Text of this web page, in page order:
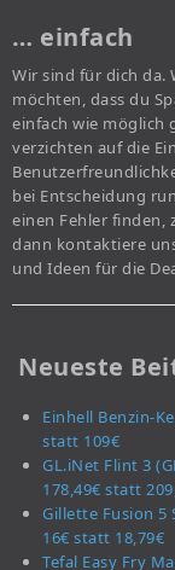
… einfach
Wir sind für dich da.
möchten, dass du
einfach wie möglich
verzichten auf die
bei Entscheidung
einen Fehler finden,
dann kontaktiere
und Ideen für die
Neueste
Einhell Benzin-
statt 109€
GL.iNet Flint 3
178,49€ statt
Gillette Fusion 5
16€ statt 18,79€
Tefal Easy Fry